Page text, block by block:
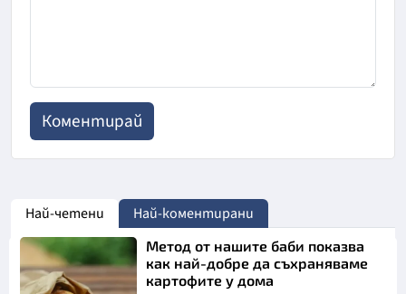
Най-четени Най-коментирани
Метод от нашите баби показва
как най-добре да съхраняваме
картофите у дома